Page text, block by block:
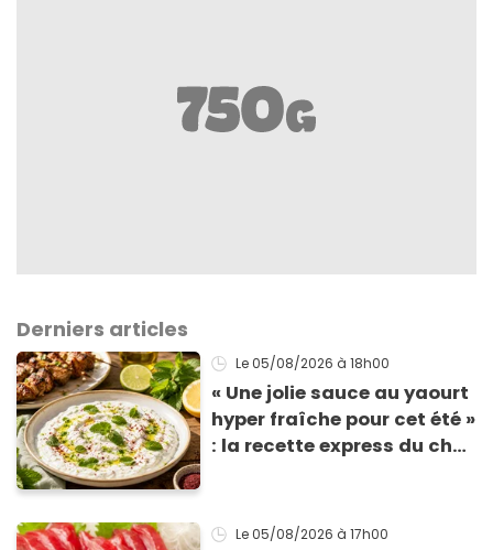
Derniers articles
Le 05/08/2026 à 18h00
« Une jolie sauce au yaourt
hyper fraîche pour cet été »
: la recette express du chef
grillades
Le 05/08/2026 à 17h00